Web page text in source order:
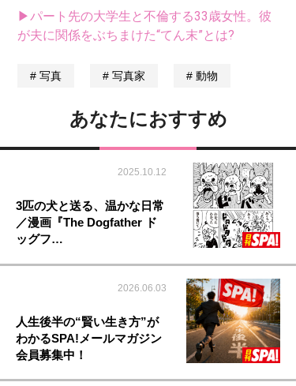
▶パート先の大学生と不倫する33歳女性。彼
が夫に関係をぶちまけた“てん末”とは?
写真 写真家 動物
あなたにおすすめ
2025.10.12
3匹の犬と送る、温かな日常
／漫画『The Dogfather ド
ッグフ…
2026.06.03
人生後半の“賢い生き方”が
わかるSPA!メールマガジン
会員募集中！